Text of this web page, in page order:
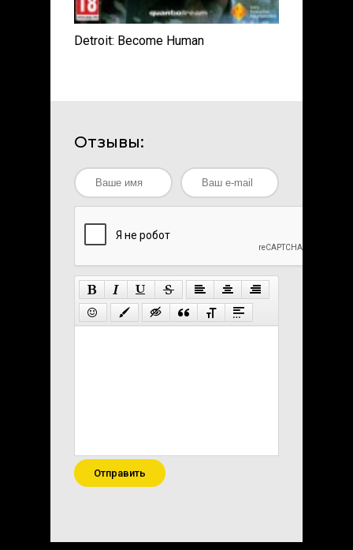
Detroit: Become Human
Отзывы:
Отправить